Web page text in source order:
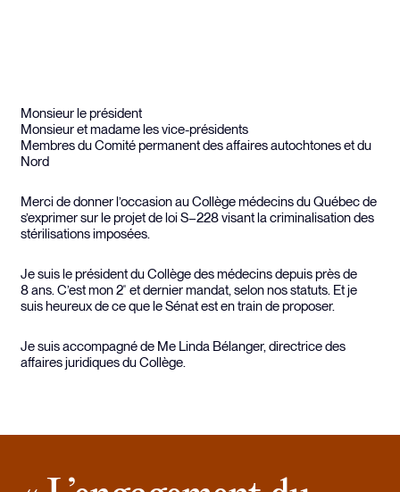
Monsieur le président
Monsieur et madame les vice-présidents
Membres du Comité permanent des affaires autochtones et du
Nord
Merci de donner l’occasion au Collège médecins du Québec de
s’exprimer sur le projet de loi S–228 visant la criminalisation des
stérilisations imposées.
Je suis le président du Collège des médecins depuis près de
8 ans. C’est mon 2e
et dernier mandat, selon nos statuts. Et je
suis heureux de ce que le Sénat est en train de proposer.
Je suis accompagné de Me Linda Bélanger, directrice des
affaires juridiques du Collège.